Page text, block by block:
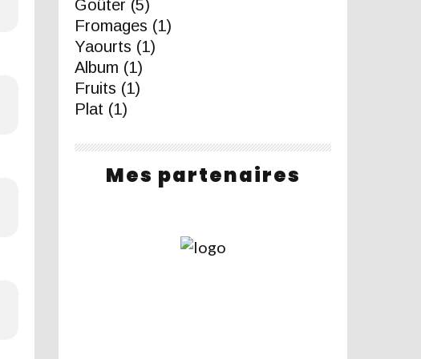
Goûter (5)
Fromages (1)
Yaourts (1)
Album (1)
Fruits (1)
Plat (1)
Mes partenaires